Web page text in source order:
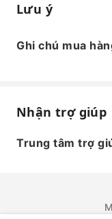
Lưu ý
Ghi chú mua
Nhận trợ giúp
Trung tâm trợ